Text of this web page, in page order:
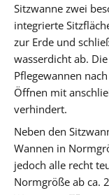
Sitzwanne zwei
integrierte
zur Erde und
wasserdicht ab.
Pflegewannen
Öffnen mit
verhindert.
Neben den
Wannen in
jedoch alle recht
Normgröße ab ca.